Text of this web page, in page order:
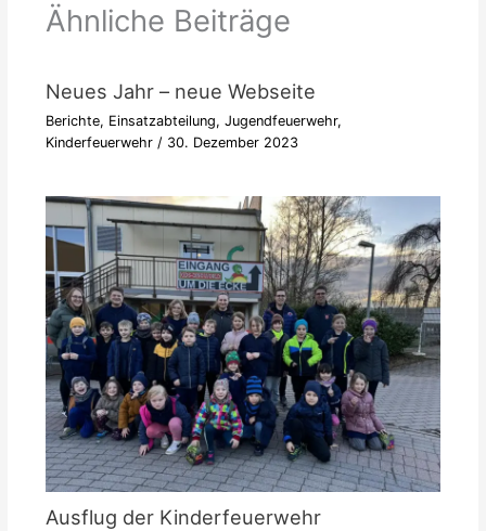
Ähnliche Beiträge
Neues Jahr – neue Webseite
Berichte, Einsatzabteilung, Jugendfeuerwehr,
Kinderfeuerwehr/ 30. Dezember 2023
Ausflug der Kinderfeuerwehr